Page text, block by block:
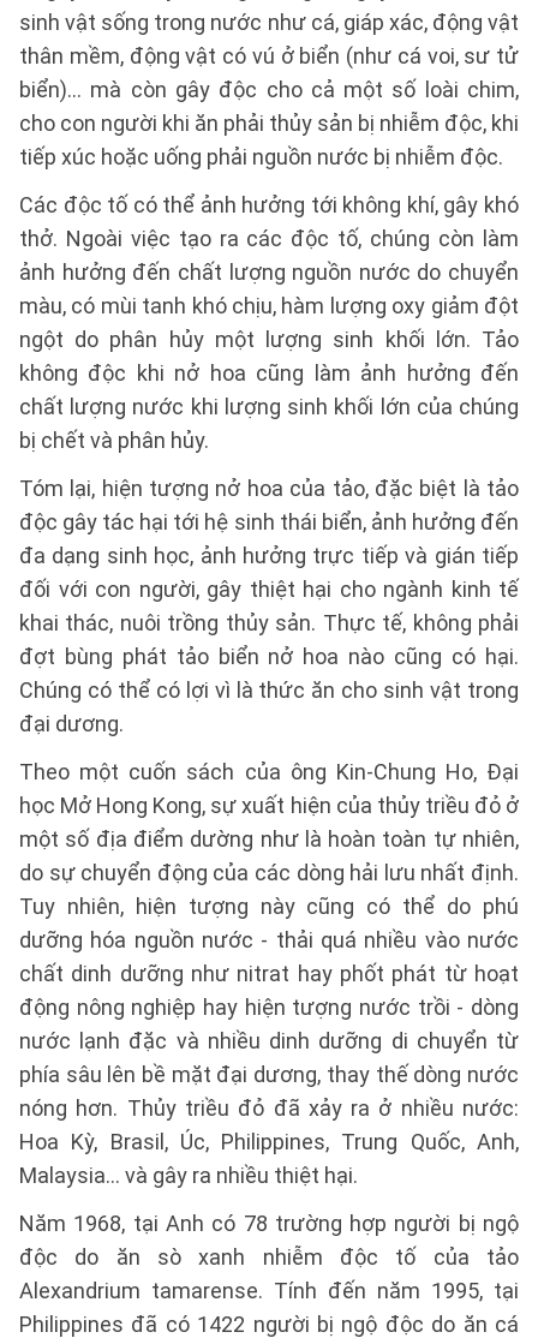
sinh vật sống trong nước như cá, giáp xác, động vật
thân mềm, động vật có vú ở biển (như cá voi, sư tử
biển)… mà còn gây độc cho cả một số loài chim,
cho con người khi ăn phải thủy sản bị nhiễm độc, khi
tiếp xúc hoặc uống phải nguồn nước bị nhiễm độc.
Các độc tố có thể ảnh hưởng tới không khí, gây khó
thở. Ngoài việc tạo ra các độc tố, chúng còn làm
ảnh hưởng đến chất lượng nguồn nước do chuyển
màu, có mùi tanh khó chịu, hàm lượng oxy giảm đột
ngột do phân hủy một lượng sinh khối lớn. Tảo
không độc khi nở hoa cũng làm ảnh hưởng đến
chất lượng nước khi lượng sinh khối lớn của chúng
bị chết và phân hủy.
Tóm lại, hiện tượng nở hoa của tảo, đặc biệt là tảo
độc gây tác hại tới hệ sinh thái biển, ảnh hưởng đến
đa dạng sinh học, ảnh hưởng trực tiếp và gián tiếp
đối với con người, gây thiệt hại cho ngành kinh tế
khai thác, nuôi trồng thủy sản. Thực tế, không phải
đợt bùng phát tảo biển nở hoa nào cũng có hại.
Chúng có thể có lợi vì là thức ăn cho sinh vật trong
đại dương.
Theo một cuốn sách của ông Kin-Chung Ho, Đại
học Mở Hong Kong, sự xuất hiện của thủy triều đỏ ở
một số địa điểm dường như là hoàn toàn tự nhiên,
do sự chuyển động của các dòng hải lưu nhất định.
Tuy nhiên, hiện tượng này cũng có thể do phú
dưỡng hóa nguồn nước - thải quá nhiều vào nước
chất dinh dưỡng như nitrat hay phốt phát từ hoạt
động nông nghiệp hay hiện tượng nước trồi - dòng
nước lạnh đặc và nhiều dinh dưỡng di chuyển từ
phía sâu lên bề mặt đại dương, thay thế dòng nước
nóng hơn. Thủy triều đỏ đã xảy ra ở nhiều nước:
Hoa Kỳ, Brasil, Úc, Philippines, Trung Quốc, Anh,
Malaysia… và gây ra nhiều thiệt hại.
Năm 1968, tại Anh có 78 trường hợp người bị ngộ
độc do ăn sò xanh nhiễm độc tố của tảo
Alexandrium tamarense. Tính đến năm 1995, tại
Philippines đã có 1422 người bị ngộ độc do ăn cá